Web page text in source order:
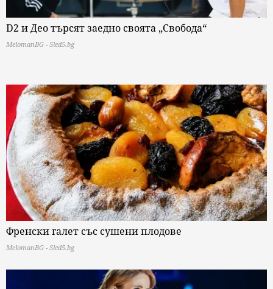
D2 и Део търсят заедно своята „Свобода“
MelomanBG - Sled5.bg
Френски галет със сушени плодове
MelomanBG - Sled5.bg